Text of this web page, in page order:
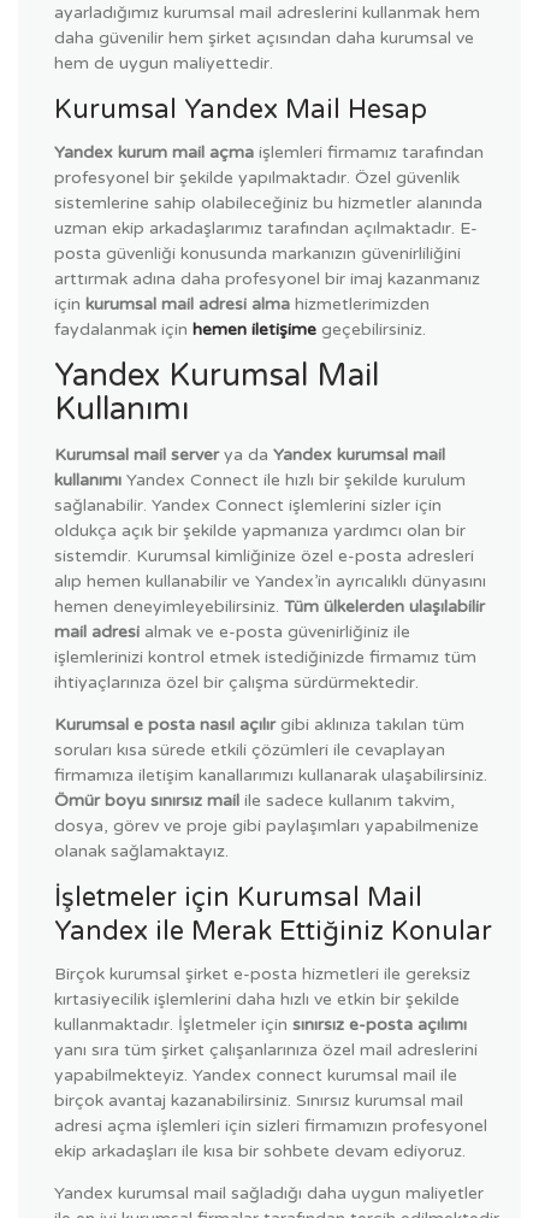
ayarladığımız kurumsal mail adreslerini kullanmak hem
daha güvenilir hem şirket açısından daha kurumsal ve
hem de uygun maliyettedir.
Kurumsal Yandex Mail Hesap
Yandex kurum mail açma işlemleri firmamız tarafından
profesyonel bir şekilde yapılmaktadır. Özel güvenlik
sistemlerine sahip olabileceğiniz bu hizmetler alanında
uzman ekip arkadaşlarımız tarafından açılmaktadır. E-
posta güvenliği konusunda markanızın güvenirliliğini
arttırmak adına daha profesyonel bir imaj kazanmanız
için kurumsal mail adresi alma hizmetlerimizden
faydalanmak için hemen iletişime geçebilirsiniz.
Yandex Kurumsal Mail
Kullanımı
Kurumsal mail serverya da Yandex kurumsal mail
kullanımı Yandex Connect ile hızlı bir şekilde kurulum
sağlanabilir. Yandex Connect işlemlerini sizler için
oldukça açık bir şekilde yapmanıza yardımcı olan bir
sistemdir. Kurumsal kimliğinize özel e-posta adresleri
alıp hemen kullanabilir ve Yandex’in ayrıcalıklı dünyasını
hemen deneyimleyebilirsiniz. Tüm ülkelerden ulaşılabilir
mail adresi almak ve e-posta güvenirliğiniz ile
işlemlerinizi kontrol etmek istediğinizde firmamız tüm
ihtiyaçlarınıza özel bir çalışma sürdürmektedir.
Kurumsal e posta nasıl açılırgibi aklınıza takılan tüm
soruları kısa sürede etkili çözümleri ile cevaplayan
firmamıza iletişim kanallarımızı kullanarak ulaşabilirsiniz.
Ömür boyu sınırsız mail ile sadece kullanım takvim,
dosya, görev ve proje gibi paylaşımları yapabilmenize
olanak sağlamaktayız.
İşletmeler için Kurumsal Mail
Yandex ile Merak Ettiğiniz Konular
Birçok kurumsal şirket e-posta hizmetleri ile gereksiz
kırtasiyecilik işlemlerini daha hızlı ve etkin bir şekilde
kullanmaktadır. İşletmeler için sınırsız e-posta açılımı
yanı sıra tüm şirket çalışanlarınıza özel mail adreslerini
yapabilmekteyiz. Yandex connect kurumsal mail ile
birçok avantaj kazanabilirsiniz. Sınırsız kurumsal mail
adresi açma işlemleri için sizleri firmamızın profesyonel
ekip arkadaşları ile kısa bir sohbete devam ediyoruz.
Yandex kurumsal mail sağladığı daha uygun maliyetler